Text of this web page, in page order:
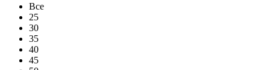
Все
25
30
35
40
45